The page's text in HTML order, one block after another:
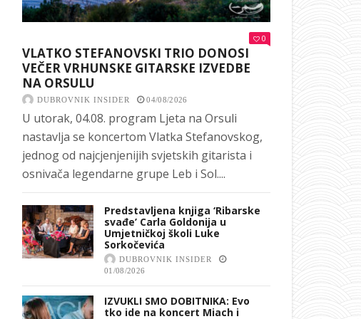
0
VLATKO STEFANOVSKI TRIO DONOSI
VEČER VRHUNSKE GITARSKE IZVEDBE
NA ORSULU
DUBROVNIK INSIDER 04/08/2026
U utorak, 04.08. program Ljeta na Orsuli
nastavlja se koncertom Vlatka Stefanovskog,
jednog od najcjenjenijih svjetskih gitarista i
osnivača legendarne grupe Leb i Sol....
Predstavljena knjiga ‘Ribarske
svađe’ Carla Goldonija u
Umjetničkoj školi Luke
Sorkočevića
DUBROVNIK INSIDER
01/08/2026
IZVUKLI SMO DOBITNIKA: Evo
tko ide na koncert Miach i